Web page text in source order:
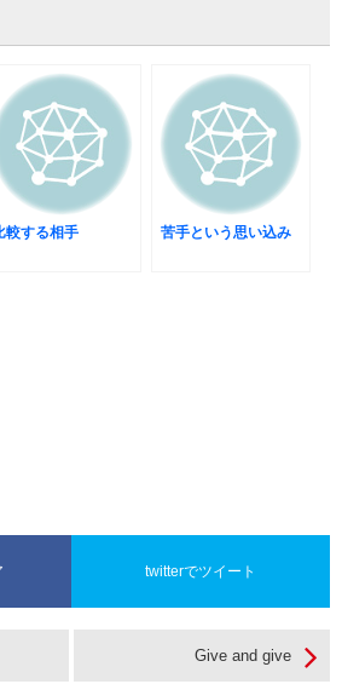
較する相手 苦手という思い込み
twitterでツイート
Give and give